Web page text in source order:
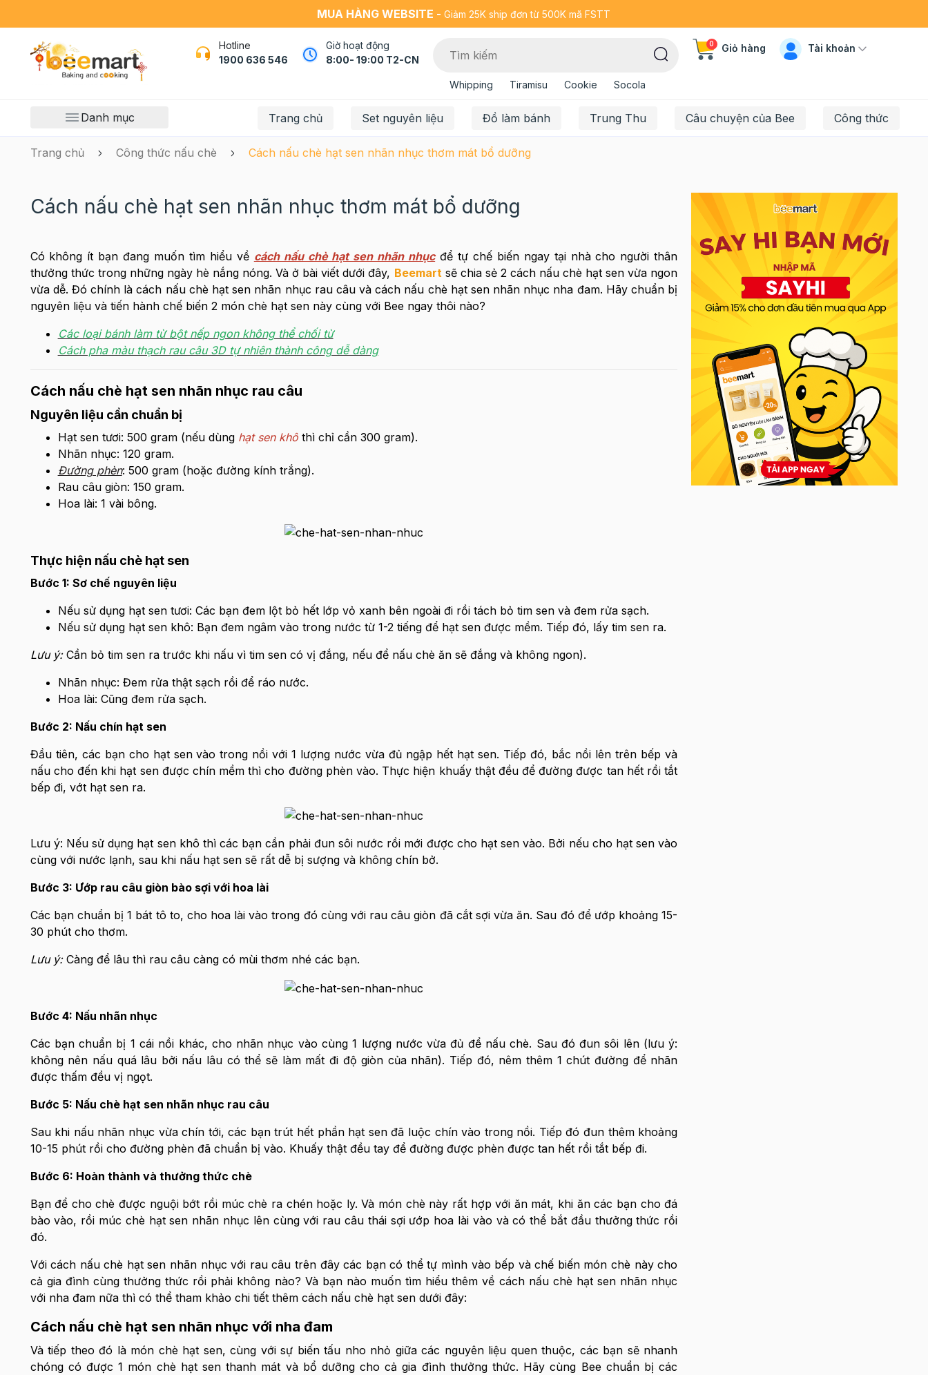
MUA HÀNG WEBSITE - Giảm 25K ship đơn từ 500K mã FSTT
Hotline
1900 636 546
Giờ hoạt động
8:00- 19:00 T2-CN
Whipping Tiramisu Cookie Socola
0 Giỏ hàng Tài khoản
Danh mục Trang chủ Set nguyên liệu Đồ làm bánh Trung Thu Câu chuyện của Bee Công thức
Trang chủ Công thức nấu chè Cách nấu chè hạt sen nhãn nhục thơm mát bổ dưỡng
Cách nấu chè hạt sen nhãn nhục thơm mát bổ dưỡng
Có không ít bạn đang muốn tìm hiểu về cách nấu chè hạt sen nhãn nhục để tự chế biến ngay tại nhà cho người thân
thưởng thức trong những ngày hè nắng nóng. Và ở bài viết dưới đây, Beemartsẽ chia sẻ 2 cách nấu chè hạt sen vừa ngon
vừa dễ. Đó chính là cách nấu chè hạt sen nhãn nhục rau câu và cách nấu chè hạt sen nhãn nhục nha đam. Hãy chuẩn bị
nguyên liệu và tiến hành chế biến 2 món chè hạt sen này cùng với Bee ngay thôi nào?
Các loại bánh làm từ bột nếp ngon không thể chối từ
Cách pha màu thạch rau câu 3D tự nhiên thành công dễ dàng
Cách nấu chè hạt sen nhãn nhục rau câu
Nguyên liệu cần chuẩn bị
Hạt sen tươi: 500 gram (nếu dùng hạt sen khôthì chỉ cần 300 gram).
Nhãn nhục: 120 gram.
Đường phèn: 500 gram (hoặc đường kính trắng).
Rau câu giòn: 150 gram.
Hoa lài: 1 vài bông.
Thực hiện nấu chè hạt sen
Bước 1: Sơ chế nguyên liệu
Nếu sử dụng hạt sen tươi: Các bạn đem lột bỏ hết lớp vỏ xanh bên ngoài đi rồi tách bỏ tim sen và đem rửa sạch.
Nếu sử dụng hạt sen khô: Bạn đem ngâm vào trong nước từ 1-2 tiếng để hạt sen được mềm. Tiếp đó, lấy tim sen ra.
Lưu ý:Cần bỏ tim sen ra trước khi nấu vì tim sen có vị đắng, nếu để nấu chè ăn sẽ đắng và không ngon).
Nhãn nhục: Đem rửa thật sạch rồi để ráo nước.
Hoa lài: Cũng đem rửa sạch.
Bước 2: Nấu chín hạt sen
Đầu tiên, các bạn cho hạt sen vào trong nồi với 1 lượng nước vừa đủ ngập hết hạt sen. Tiếp đó, bắc nồi lên trên bếp và
nấu cho đến khi hạt sen được chín mềm thì cho đường phèn vào. Thực hiện khuấy thật đều để đường được tan hết rồi tắt
bếp đi, vớt hạt sen ra.
Lưu ý: Nếu sử dụng hạt sen khô thì các bạn cần phải đun sôi nước rồi mới được cho hạt sen vào. Bởi nếu cho hạt sen vào
cùng với nước lạnh, sau khi nấu hạt sen sẽ rất dễ bị sượng và không chín bở.
Bước 3: Ướp rau câu giòn bào sợi với hoa lài
Các bạn chuẩn bị 1 bát tô to, cho hoa lài vào trong đó cùng với rau câu giòn đã cắt sợi vừa ăn. Sau đó để ướp khoảng 15-
30 phút cho thơm.
Lưu ý:Càng để lâu thì rau câu càng có mùi thơm nhé các bạn.
Bước 4: Nấu nhãn nhục
Các bạn chuẩn bị 1 cái nồi khác, cho nhãn nhục vào cùng 1 lượng nước vừa đủ để nấu chè. Sau đó đun sôi lên (lưu ý:
không nên nấu quá lâu bởi nấu lâu có thể sẽ làm mất đi độ giòn của nhãn). Tiếp đó, nêm thêm 1 chút đường để nhãn
được thấm đều vị ngọt.
Bước 5: Nấu chè hạt sen nhãn nhục rau câu
Sau khi nấu nhãn nhục vừa chín tới, các bạn trút hết phần hạt sen đã luộc chín vào trong nồi. Tiếp đó đun thêm khoảng
10-15 phút rồi cho đường phèn đã chuẩn bị vào. Khuấy thật đều tay để đường được phèn được tan hết rồi tắt bếp đi.
Bước 6: Hoàn thành và thưởng thức chè
Bạn để cho chè được nguội bớt rồi múc chè ra chén hoặc ly. Và món chè này rất hợp với ăn mát, khi ăn các bạn cho đá
bào vào, rồi múc chè hạt sen nhãn nhục lên cùng với rau câu thái sợi ướp hoa lài vào và có thể bắt đầu thưởng thức rồi
đó.
Với cách nấu chè hạt sen nhãn nhục với rau câu trên đây các bạn có thể tự mình vào bếp và chế biến món chè này cho
cả gia đình cùng thưởng thức rồi phải không nào? Và bạn nào muốn tìm hiểu thêm về cách nấu chè hạt sen nhãn nhục
với nha đam nữa thì có thể tham khảo chi tiết thêm cách nấu chè hạt sen dưới đây:
Cách nấu chè hạt sen nhãn nhục với nha đam
Và tiếp theo đó là món chè hạt sen, cùng với sự biến tấu nho nhỏ giữa các nguyên liệu quen thuộc, các bạn sẽ nhanh
chóng có được 1 món chè hạt sen thanh mát và bổ dưỡng cho cả gia đình thưởng thức. Hãy cùng Bee chuẩn bị các